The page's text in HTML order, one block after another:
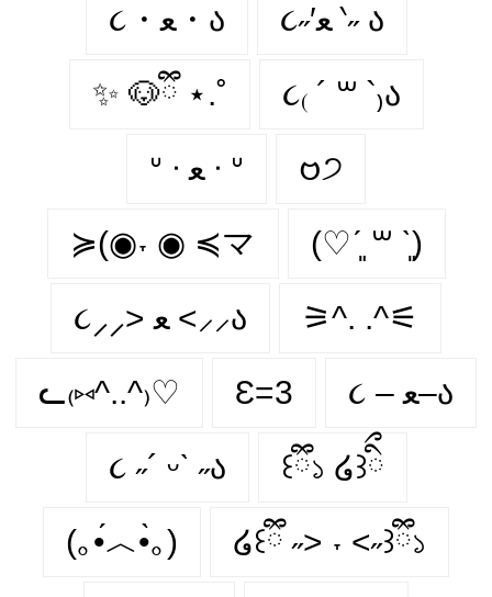
૮・ﻌ・ა ૮˶′ﻌ ‵˶ ა
✨ 🐶ྀི ⋆.˚ ૮₍ ´ ꒳ `₎ა
ᐡ ᐧ ﻌ ᐧ ᐡ 𑄝੭
≽(◉˕ ◉ ≼マ (♡ˊ͈ ꒳ ˋ͈)
૮⸝⸝> ﻌ <⸝⸝ა ⚞^. .^⚟
ᓚ₍⑅^..^₎♡ Ɛ=3 ૮ – ﻌ–ა
૮ ˶´ ᵕˋ ˶ა ꒰ྀི১ ໒꒱ིྀ
(｡•́︿•̀｡) ໒꒰ྀི ˶> ˕ <˶꒱ྀི১